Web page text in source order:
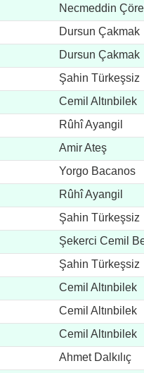
Necmeddin
Dursun Çakmak
Dursun Çakmak
Şahin Türkeşsiz
Cemil Altınbilek
Rûhî Ayangil
Amir Ateş
Yorgo Bacanos
Rûhî Ayangil
Şahin Türkeşsiz
Şekerci Cemil
Şahin Türkeşsiz
Cemil Altınbilek
Cemil Altınbilek
Cemil Altınbilek
Ahmet Dalkılıç